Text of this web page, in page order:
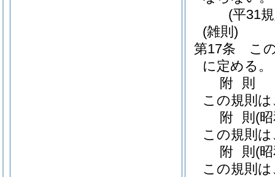
(平31
(雑則)
第17条
こ
に定める。
附 則
この規則
附 則 (
この規則
附 則 (
この規則